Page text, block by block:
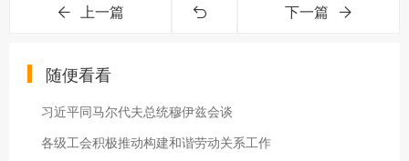
上一篇 下一篇
随便看看
习近平同马尔代夫总统穆伊兹会谈
各级工会积极推动构建和谐劳动关系工作